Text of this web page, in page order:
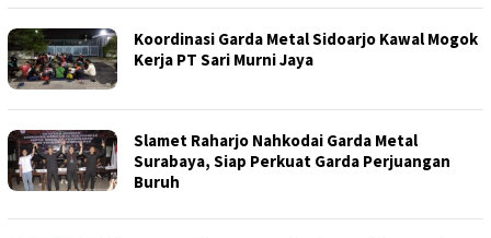
Koordinasi Garda Metal Sidoarjo Kawal Mogok
Kerja PT Sari Murni Jaya
Slamet Raharjo Nahkodai Garda Metal
Surabaya, Siap Perkuat Garda Perjuangan
Buruh